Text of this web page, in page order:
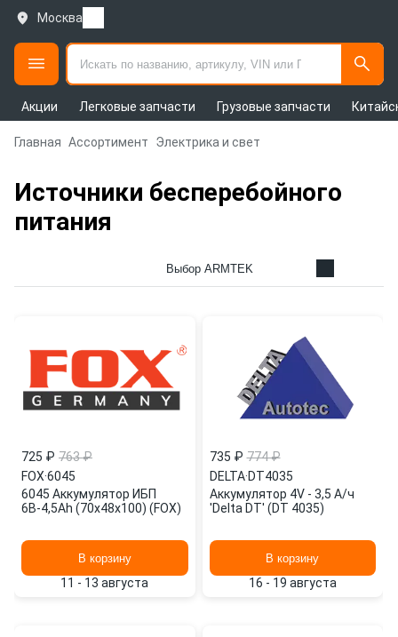
Москва
Акции Легковые запчасти Грузовые запчасти
Главная Ассортимент Электрика и свет
Источники бесперебойного
питания
Выбор ARMTEK
725 ₽ 763 ₽
FOX·6045
6045 Аккумулятор ИБП
6В-4,5Ah (70х48х100) (FOX)
В корзину
11 - 13 августа
735 ₽ 774 ₽
DELTA·DT4035
Аккумулятор 4V - 3,5 А/ч
'Delta DT' (DT 4035)
В корзину
16 - 19 августа